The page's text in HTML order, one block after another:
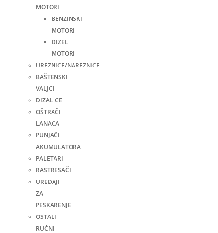
MOTORI
BENZINSKI
MOTORI
DIZEL
MOTORI
UREZNICE/NAREZNICE
BAŠTENSKI
VALJCI
DIZALICE
OŠTRAČI
LANACA
PUNJAČI
AKUMULATORA
PALETARI
RASTRESAČI
UREĐAJI
ZA
PESKARENJE
OSTALI
RUČNI